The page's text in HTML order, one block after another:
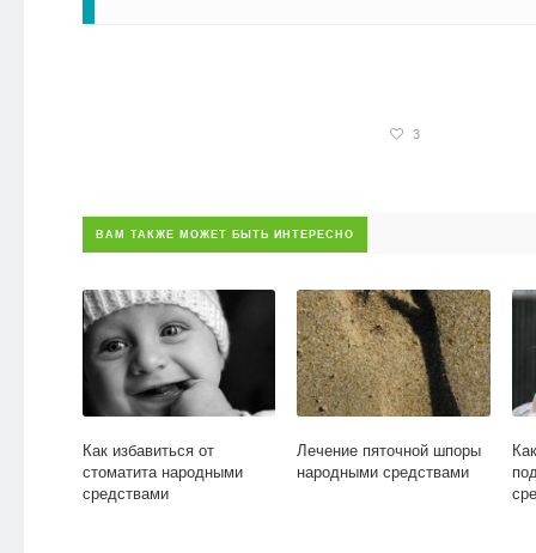
3
ВАМ ТАКЖЕ МОЖЕТ БЫТЬ ИНТЕРЕСНО
Как избавиться от
стоматита народными
средствами
Лечение пяточной шпоры
народными средствами